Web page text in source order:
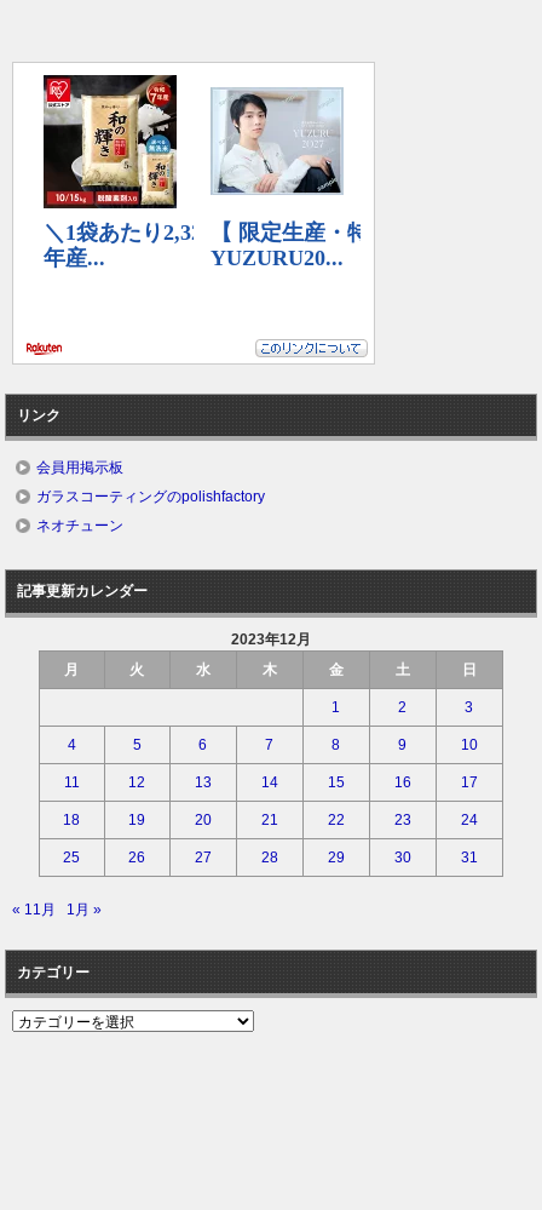
リンク
会員用掲示板
ガラスコーティングのpolishfactory
ネオチューン
記事更新カレンダー
2023年12月
月
火 水 木 金 土 日
1 2 3
4 5 6 7 8 9 10
11 12 13 14 15 16 17
18 19 20 21 22 23 24
25 26 27 28 29 30 31
« 11月 1月 »
カテゴリー
カ